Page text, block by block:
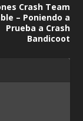
Crash Team
– Poniendo a
Prueba a Crash
Bandicoot